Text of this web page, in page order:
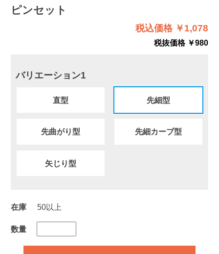
ピンセット
税込価格 ￥1,078
税抜価格 ￥980
バリエーション1
直型 先細型
先曲がり型 先細カーブ型
矢じり型
在庫 50以上
数量